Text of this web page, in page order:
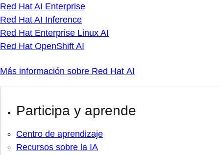
Red Hat AI Enterprise
Red Hat AI Inference
Red Hat Enterprise Linux AI
Red Hat OpenShift AI
Más información sobre Red Hat AI
Participa y aprende
Centro de aprendizaje
Recursos sobre la IA